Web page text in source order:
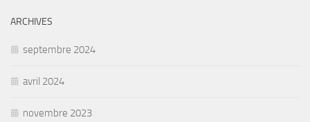
ARCHIVES
septembre 2024
avril 2024
novembre 2023